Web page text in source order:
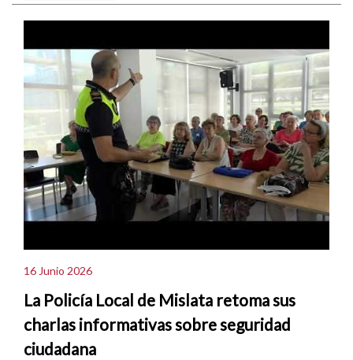
16 Junio 2026
La Policía Local de Mislata retoma sus
charlas informativas sobre seguridad
ciudadana